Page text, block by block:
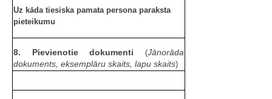
Uz kāda tiesiska pamata persona paraksta
pieteikumu
8. Pievienotie dokumenti (Jānorāda
dokuments, eksemplāru skaits, lapu skaits)